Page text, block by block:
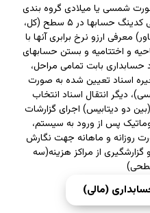
شمسی یا میلادی گروه بندی
حسابها در سه سطح و معرفی كدینگ حسابها در ۵ سطح (كل،
معرفی ارزو نرخ برابری آنها با
و اختتامیه و بستن حسابهای
بابت تمامی مراحل،
اسناد تعیین شده به صورت
دیگر انتقال اسناد انتخاب
دو دیتابیس) اجرای گزارشات
پس از ورود به سیستم،
روزانه و ماهانه جهت نگارش
گزارشگیری از مراکز هزینه(سه
(مالی)